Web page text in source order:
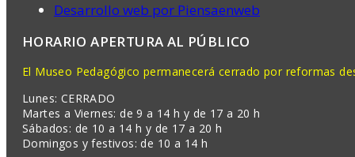
Desarrollo web por Piensaenweb
HORARIO APERTURA AL PÚBLICO
El Museo Pedagógico permanecerá cerrado por reformas
Lunes: CERRADO
Martes a Viernes: de 9 a 14 h y de 17 a 20 h
Sábados: de 10 a 14 h y de 17 a 20 h
Domingos y festivos: de 10 a 14 h